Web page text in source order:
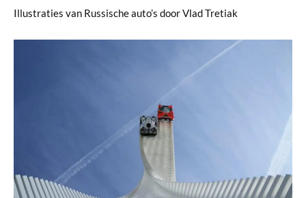
Illustraties van Russische auto’s door Vlad Tretiak